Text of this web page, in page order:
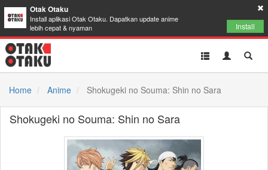
Otak Otaku
Install aplikasi Otak Otaku. Dapatkan update anime
lebih cepat & nyaman
Install
Toggle
Toggle
Home
Anime Shokugeki no Souma: Shin no Sara
Shokugeki no Souma: Shin no Sara